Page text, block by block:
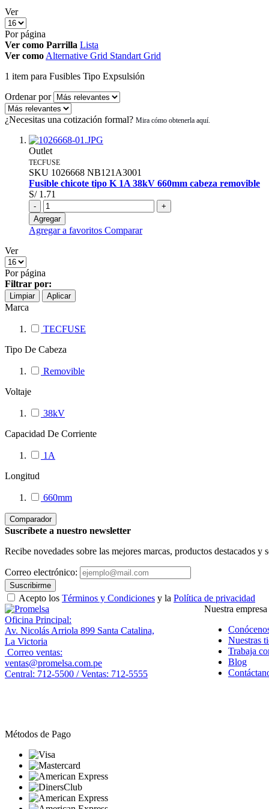
Ver
Por página
Ver como Parrilla Lista
Ver como Alternative Grid Standart Grid
1 item para Fusibles Tipo Expsulsión
Ordenar por
¿Necesitas una cotización formal?
Outlet
TECFUSE
SKU 1026668 NB121A3001
Fusible chicote tipo K 1A 38kV 660mm cabeza removible
S/ 1.71
-
+
Agregar
Agregar a favoritos Comparar
Ver
Por página
Filtrar por:
Limpiar Aplicar
Marca
TECFUSE
Tipo De Cabeza
Removible
Voltaje
38kV
Capacidad De Corriente
1A
Longitud
660mm
Comparador
Suscríbete a nuestro newsletter
Recibe novedades sobre las mejores marcas, productos destacados y
Correo electrónico:
Suscribirme
Acepto los Términos y Condiciones y la Política de privacidad
Oficina Principal:
Av. Nicolás Arriola 899 Santa Catalina,
La Victoria
Correo ventas:
ventas@promelsa.com.pe
Central: 712-5500 / Ventas: 712-5555
Nuestra empresa
Nuestras
Trabaja
Blog
Métodos de Pago